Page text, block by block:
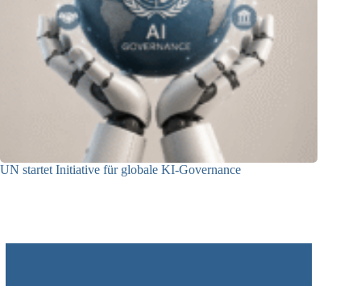
UN startet Initiative für globale KI-Governance